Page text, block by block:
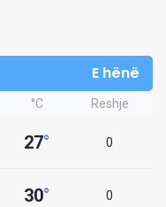
E hënë
°C Reshje
27° 0
30° 0